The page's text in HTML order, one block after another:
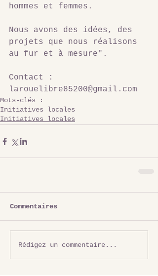
hommes et femmes.
Nous avons des idées, des
projets que nous réalisons
au fur et à mesure".
Contact :
larouelibre85200@gmail.com
Mots-clés :
Initiatives locales
Initiatives locales
Commentaires
Rédigez un commentaire...